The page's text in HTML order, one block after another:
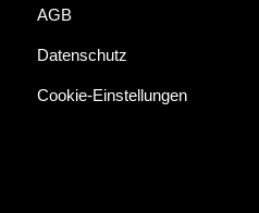
AGB
Datenschutz
Cookie-Einstellungen